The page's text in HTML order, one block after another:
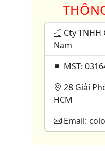
Cty TNHH
Nam
MST:
28 Giải
HCM
Email: